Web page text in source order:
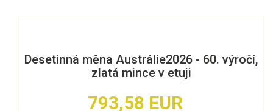
Desetinná měna Austrálie2026 - 60. výročí,
zlatá mince v etuji
793,58 EUR